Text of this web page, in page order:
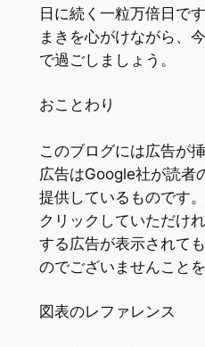
日に続く一粒万倍日で
まきを心がけながら、
で過ごしましょう。
おことわり
このブログには広告が
広告はGoogle社が読者
提供しているものです
クリックしていただけ
する広告が表示されて
のでございませんこと
図表のレファレンス